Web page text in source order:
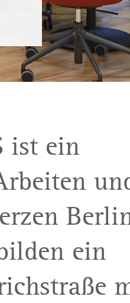
ist ein
ein